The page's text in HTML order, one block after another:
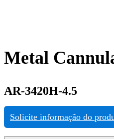
Metal
AR-3420H-4.5
Solicite informação do